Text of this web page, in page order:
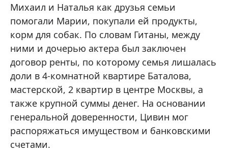
Михаил и Наталья как друзья семьи
помогали Марии, покупали ей продукты,
корм для собак. По словам Гитаны, между
ними и дочерью актера был заключен
договор ренты, по которому семья лишалась
доли в 4-комнатной квартире Баталова,
мастерской, 2 квартир в центре Москвы, а
также крупной суммы денег. На основании
генеральной доверенности, Цивин мог
распоряжаться имуществом и банковскими
счетами.